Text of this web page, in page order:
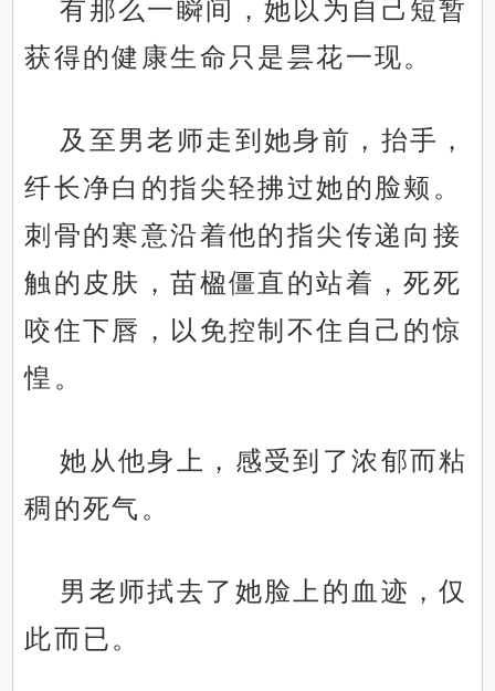
有那么一瞬间，她以为自己短暂
获得的健康生命只是昙花一现。
及至男老师走到她身前，抬手，
纤长净白的指尖轻拂过她的脸颊。
刺骨的寒意沿着他的指尖传递向接
触的皮肤，苗楹僵直的站着，死死
咬住下唇，以免控制不住自己的惊
惶。
她从他身上，感受到了浓郁而粘
稠的死气。
男老师拭去了她脸上的血迹，仅
此而已。